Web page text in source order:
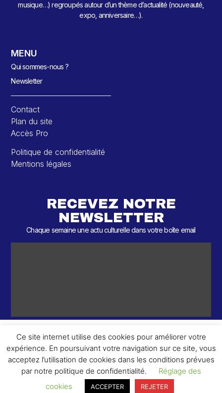
musique…) regroupés autour d’un thème d’actualité (nouveauté,
expo, anniversaire…).
MENU
Qui sommes-nous ?
Newsletter
Contact
Plan du site
Accès Pro
Politique de confidentialité
Mentions légales
RECEVEZ NOTRE
NEWSLETTER
Chaque semaine une actu culturelle dans votre boîte email
© 2026 – 2 ème Round – Tous droits réservés.
Ce site internet utilise des cookies pour améliorer votre
expérience. En poursuivant votre navigation sur ce site, vous
acceptez l’utilisation de cookies dans les conditions prévues
par notre politique de confidentialité.
Réglage des
cookies
ACCEPTER REJETER